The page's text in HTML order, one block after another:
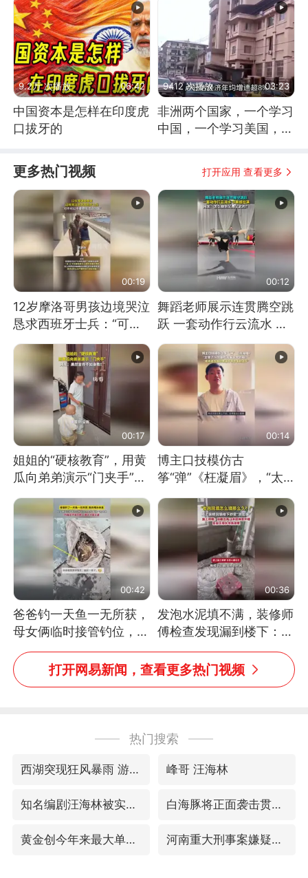
9.2万 次播放 06:42
中国资本是怎样在印度虎
口拔牙的
9412 次播放 03:23
非洲两个国家，一个学习
中国，一个学习美国，结
更多热门视频 打开应用 查看更多
00:19
12岁摩洛哥男孩边境哭泣
恳求西班牙士兵：“可不
可以不要把我遣返回国”
00:12
舞蹈老师展示连贯腾空跳
跃 一套动作行云流水 节
奏感拉满 网友：怎么做
到又舞又武的？
00:17
姐姐的“硬核教育”，用黄
瓜向弟弟演示“门夹手”，
网友：果然言传不如身
教！
00:14
博主口技模仿古
筝“弹”《枉凝眉》，“太
像了～你是吃古筝长大的
吗？”“或将成为首位考级
不带古筝的选手。”（来
源：新华每日电讯）
00:42
爸爸钓一天鱼一无所获，
母女俩临时接管钓位，用
玩具鱼竿钓上大鱼
00:36
发泡水泥填不满，装修师
傅检查发现漏到楼下：出
风口未延伸到外墙
打开网易新闻，查看更多热门视频
热门搜索
西湖突现狂风暴雨 游客瞬间被浇透 峰哥 汪海林
知名编剧汪海林被实名举报偷税漏税 白海豚将正面袭击贯穿浙江
黄金创今年来最大单周涨幅 河南重大刑事案嫌疑人落网